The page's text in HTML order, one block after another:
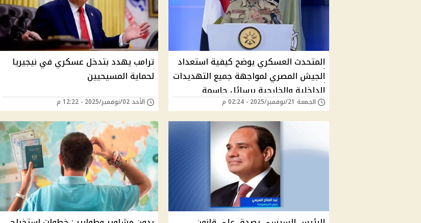
المتحدث العسكري يوضح كيفية استعداد
الجيش المصري لمواجهة جميع التهديدات
الداخلية والخارجية برسائل حاسمة
"فيديو"
الجمعة 21/نوفمبر/2025 - 02:24 م
ترامب يهدد بتدخل عسكري في نيجيريا
لحماية المسيحيين
الأحد 02/نوفمبر/2025 - 12:22 م